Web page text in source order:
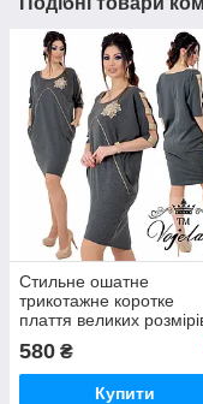
Стильне ошатне
трикотажне коротке
плаття великих
Арт-2246/42
580 ₴
Купити